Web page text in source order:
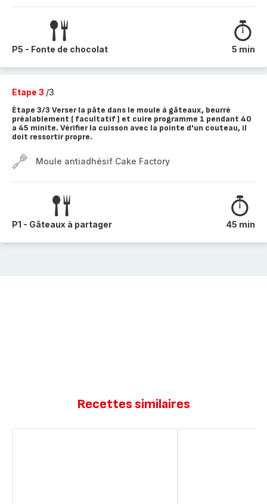
P5 - Fonte de chocolat 5 min
Etape 3 /3
Étape 3/3 Verser la pâte dans le moule à gâteaux, beurré
préalablement ( facultatif ) et cuire programme 1 pendant 40
a 45 minite. Vérifier la cuisson avec la pointe d'un couteau, il
doit ressortir propre.
Moule antiadhésif Cake Factory
P1 - Gâteaux à partager 45 min
Recettes similaires